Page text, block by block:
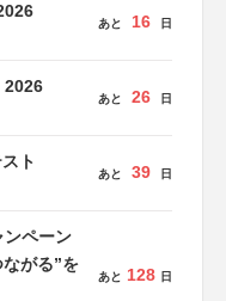
あと 16 日
2026
あと 26 日
ト
あと 39 日
ンペーン
がる”を
あと 128 日